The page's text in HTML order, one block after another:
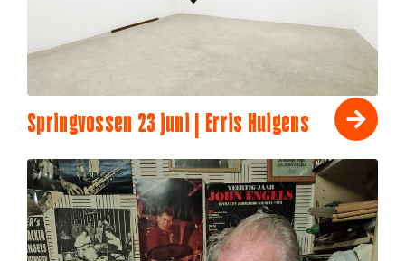
Springvossen 23 juni | Erris Huigens